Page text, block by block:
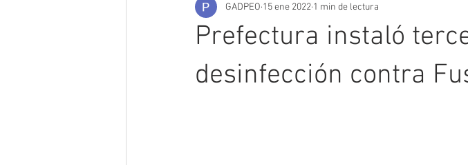
Prefectura instaló
desinfección contra
GADPEO 15 ene 2022 1 min de lectura